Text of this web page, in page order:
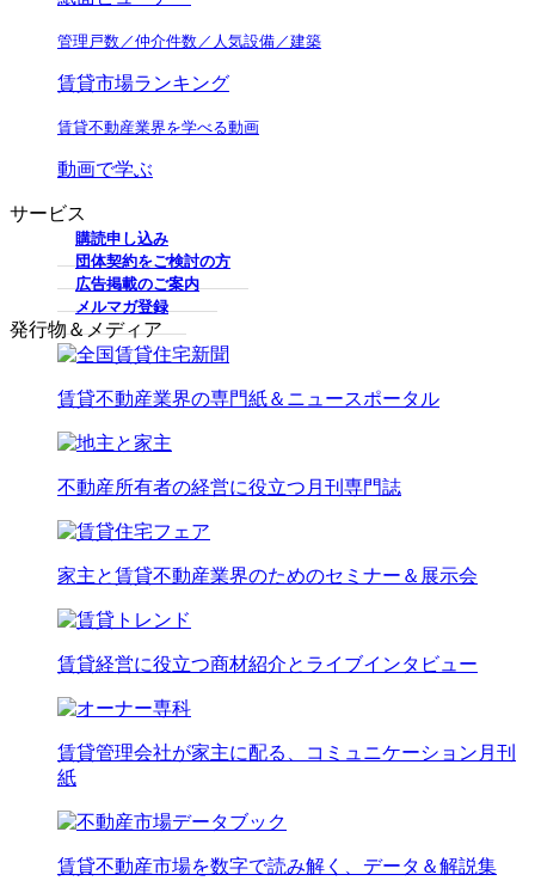
管理戸数／仲介件数／人気設備／建築
賃貸市場ランキング
賃貸不動産業界を学べる動画
動画で学ぶ
サービス
購読申し込み
団体契約をご検討の方
広告掲載のご案内
メルマガ登録
発行物＆メディア
賃貸不動産業界の専門紙＆ニュースポータル
不動産所有者の経営に役立つ月刊専門誌
家主と賃貸不動産業界のためのセミナー＆展示会
賃貸経営に役立つ商材紹介とライブインタビュー
賃貸管理会社が家主に配る、コミュニケーション月刊
紙
賃貸不動産市場を数字で読み解く、データ＆解説集